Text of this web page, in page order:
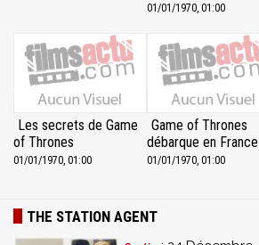
01/01/1970, 01:00
Les secrets de Game
of Thrones
01/01/1970, 01:00
Game of Thrones
débarque en France
01/01/1970, 01:00
THE STATION AGENT